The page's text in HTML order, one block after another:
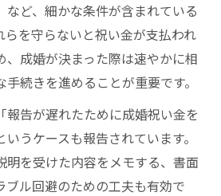
など、細かな条件が含まれている
らを守らないと祝い金が支払われ
、成婚が決まった際は速やかに相
続きを進めることが重要です。
報告が遅れたために成婚祝い金を
うケースも報告されています。
明を受けた内容をメモする、書面
ブル回避のための工夫も有効で